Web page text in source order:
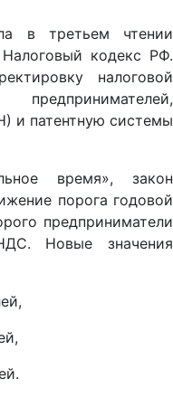
в третьем чтении
кодекс РФ.
налоговой
и патентную системы
время», закон
порога годовой
предприниматели
Новые значения